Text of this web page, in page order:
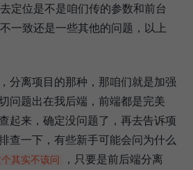
定位是不是咱们传的参数和前台
一致还是一些其他的问题，以上
分离项目的那种，那咱们就是加强
问题出在我后端，前端都是完美
起来，确定没问题了，再去告诉项
查一下，有些新手可能会问为什么
其实不该问
，只要是前后端分离